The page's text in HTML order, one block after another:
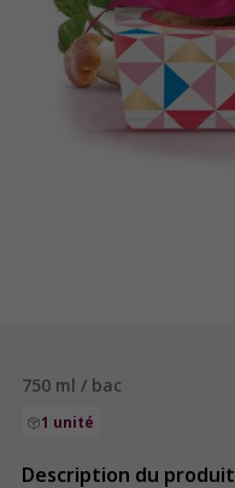
750 ml / bac
1 unité
Description du produit